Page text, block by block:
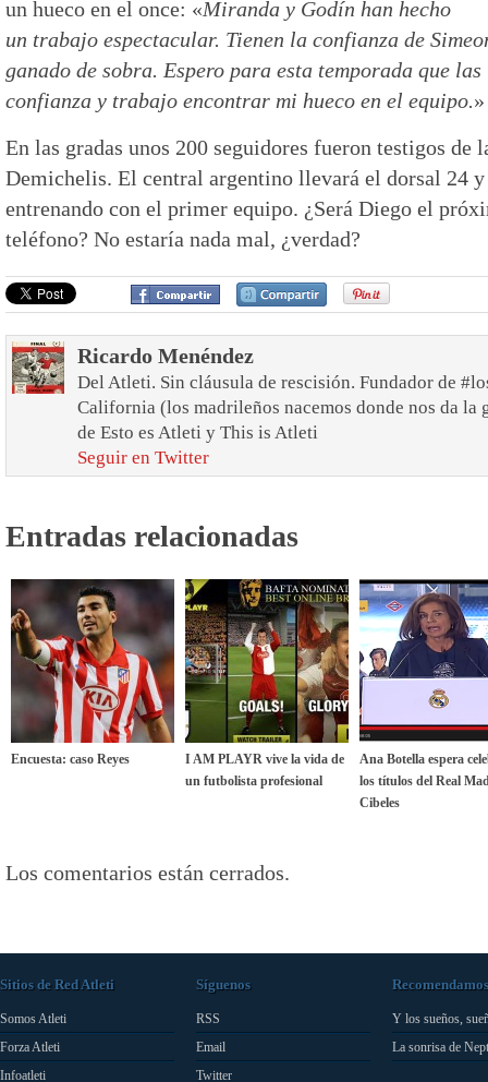
un hueco en el once: «Miranda y Godín han hecho
un trabajo espectacular. Tienen la confianza de
ganado de sobra. Espero para esta temporada que
confianza y trabajo encontrar mi hueco en el equipo.»
En las gradas unos 200 seguidores fueron testigos de
Demichelis. El central argentino llevará el dorsal 24
entrenando con el primer equipo. ¿Será Diego el
teléfono? No estaría nada mal, ¿verdad?
Ricardo Menéndez
Del Atleti. Sin cláusula de rescisión. Fundador de
California (los madrileños nacemos donde nos da la
de Esto es Atleti y This is Atleti
Seguir en Twitter
Entradas relacionadas
Encuesta: caso Reyes
I AM PLAYR vive la vida de
un futbolista profesional
Ana Botella espera
los títulos del Real
Cibeles
Los comentarios están cerrados.
Sitios de Red Atleti
Somos Atleti
Forza Atleti
Infoatleti
Síguenos
RSS
Email
Twitter
Recomendamos
Y los sueños,
La sonrisa de